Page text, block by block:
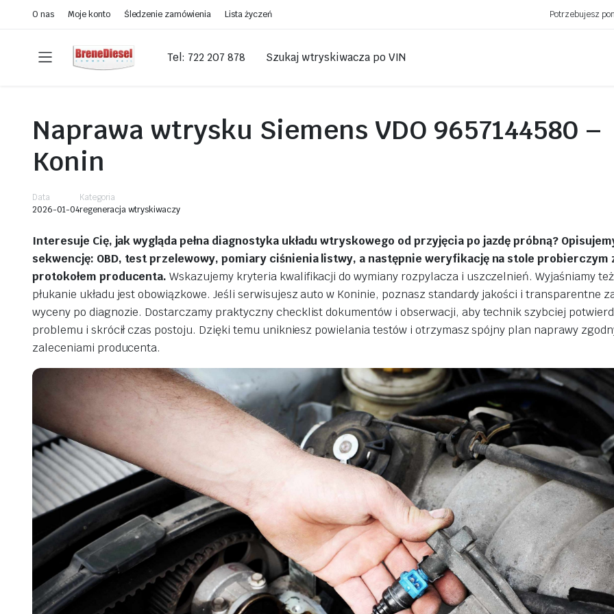
O nas Moje konto Śledzenie zamówienia Lista życzeń Potrzebujesz
Tel: 722 207 878 Szukaj wtryskiwacza po VIN
Naprawa wtrysku Siemens VDO 9657144580 –
Konin
Data
2026-01-04
Kategoria
regeneracja wtryskiwaczy
Interesuje Cię, jak wygląda pełna diagnostyka układu wtryskowego od przyjęcia po jazdę próbną?
sekwencję: OBD, test przelewowy, pomiary ciśnienia listwy, a następnie weryfikację na stole probierczym
protokołem producenta. Wskazujemy kryteria kwalifikacji do wymiany rozpylacza i uszczelnień. Wyjaśniamy
płukanie układu jest obowiązkowe. Jeśli serwisujesz auto w Koninie, poznasz standardy jakości i transparentne
wyceny po diagnozie. Dostarczamy praktyczny checklist dokumentów i obserwacji, aby technik szybciej
problemu i skrócił czas postoju. Dzięki temu unikniesz powielania testów i otrzymasz spójny plan naprawy
zaleceniami producenta.
StolikPL
Polecam! Znają się na rzeczy,
doradzą i wytłumaczą. Ceny
ekspresowe. Rano oddane
wtryski do sprawdzenia i dpf
do regeneracji, a po południu
już były gotowe do odbioru.
Czytaj więcej
Mirek Różalski
pompowtyrsków była
zrobiona profesjonalnie,
wszystko chodzi tak jak
trzeba. Obsługa bardzo
przyjemna. Polecam. Mirek z
Mazowieckiego
Czytaj więcej
Marek
Byłem pod